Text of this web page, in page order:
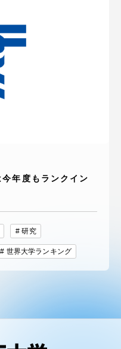
年度もランクイン
研究
世界大学ランキング